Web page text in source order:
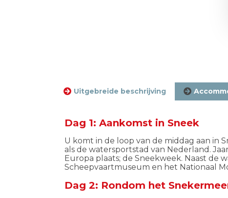
Uitgebreide beschrijving
Dag 1: Aankomst in Sneek
U komt in de loop van de middag aan in
als de watersportstad van Nederland.
Europa plaats; de Sneekweek. Naast de
Scheepvaartmuseum en het Nationaal
Dag 2: Rondom het